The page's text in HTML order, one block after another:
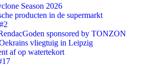
Season 2026
producten in de supermarkt
sponsored by TONZON
vliegtuig in Leipzig
af op watertekort